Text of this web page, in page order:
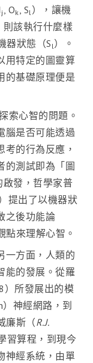
j , Ok, Sl），讓機
則該執行什麼樣
器狀態（S l）。
用特定的圖靈算
的基礎原理便是
索心智的問題。
腦是否可能透過
的行為反應，
的測試即為「圖
發，哲學家普
提出了以機器狀
之後功能論
點來理解心智。
一方面，人類的
能的發展。從羅
）所發展出的模
神經網路，到
廉斯（R.J.
習算程，到現今
神經系統，由單